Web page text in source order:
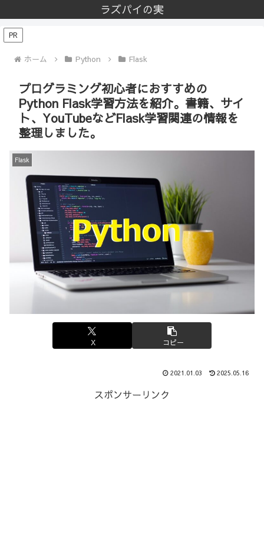
ラズパイの実
PR
ホーム Python Flask
プログラミング初心者におすすめの
Python Flask学習方法を紹介。書籍、サイ
ト、YouTubeなどFlask学習関連の情報を
整理しました。
Flask
X コピー
2021.01.03 2025.05.16
スポンサーリンク